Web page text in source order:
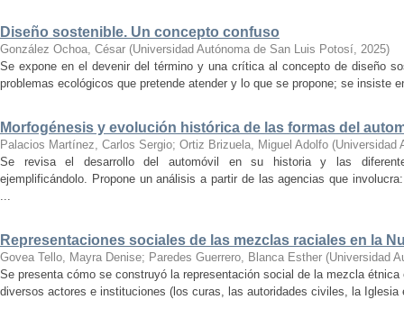
Diseño sostenible. Un concepto confuso
González Ochoa, César (Universidad Autónoma de San Luis Potosí, 2025)
Se expone en el devenir del término y una crítica al concepto de diseño
problemas ecológicos que pretende atender y lo que se propone; se insiste
Morfogénesis y evolución histórica de las formas del
Palacios Martínez, Carlos Sergio; Ortiz Brizuela, Miguel Adolfo (Universidad
Se revisa el desarrollo del automóvil en su historia y las
ejemplificándolo. Propone un análisis a partir de las agencias que
...
Representaciones sociales de las mezclas raciales en la
Govea Tello, Mayra Denise; Paredes Guerrero, Blanca Esther (Universidad
Se presenta cómo se construyó la representación social de la mezcla
diversos actores e instituciones (los curas, las autoridades civiles, la